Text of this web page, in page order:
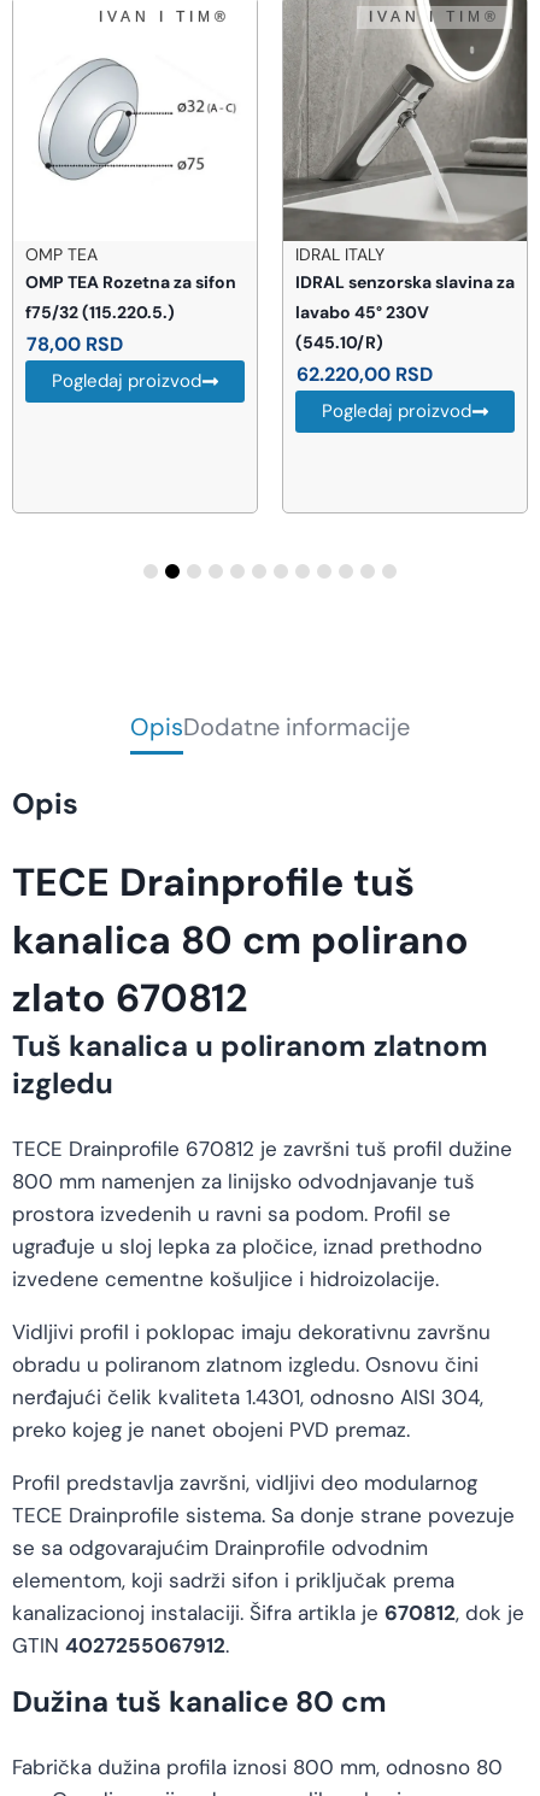
OMP TEA
OMP TEA Rozetna za sifon
f75/32 (115.220.5.)
78,00 RSD
Pogledaj proizvod
IDRAL ITALY
IDRAL senzorska slavina za
lavabo 45° 230V
(545.10/R)
62.220,00 RSD
Pogledaj proizvod
OpisDodatne informacije
Opis
TECE Drainprofile tuš
kanalica 80 cm polirano
zlato 670812
Tuš kanalica u poliranom zlatnom
izgledu
TECE Drainprofile 670812 je završni tuš profil dužine
800 mm namenjen za linijsko odvodnjavanje tuš
prostora izvedenih u ravni sa podom. Profil se
ugrađuje u sloj lepka za pločice, iznad prethodno
izvedene cementne košuljice i hidroizolacije.
Vidljivi profil i poklopac imaju dekorativnu završnu
obradu u poliranom zlatnom izgledu. Osnovu čini
nerđajući čelik kvaliteta 1.4301, odnosno AISI 304,
preko kojeg je nanet obojeni PVD premaz.
Profil predstavlja završni, vidljivi deo modularnog
TECE Drainprofile sistema. Sa donje strane povezuje
se sa odgovarajućim Drainprofile odvodnim
elementom, koji sadrži sifon i priključak prema
kanalizacionoj instalaciji. Šifra artikla je 670812, dok je
GTIN 4027255067912.
Dužina tuš kanalice 80 cm
Fabrička dužina profila iznosi 800 mm, odnosno 80